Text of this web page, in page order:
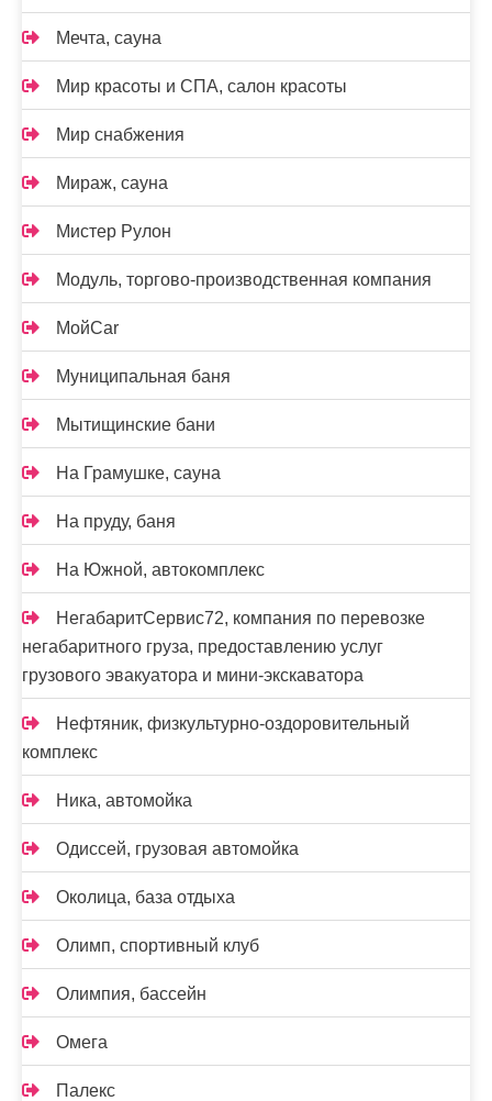
Мечта, сауна
Мир красоты и СПА, салон красоты
Мир снабжения
Мираж, сауна
Мистер Рулон
Модуль, торгово-производственная компания
МойCar
Муниципальная баня
Мытищинские бани
На Грамушке, сауна
На пруду, баня
На Южной, автокомплекс
НегабаритСервис72, компания по перевозке
негабаритного груза, предоставлению услуг
грузового эвакуатора и мини-экскаватора
Нефтяник, физкультурно-оздоровительный
комплекс
Ника, автомойка
Одиссей, грузовая автомойка
Околица, база отдыха
Олимп, спортивный клуб
Олимпия, бассейн
Омега
Палекс